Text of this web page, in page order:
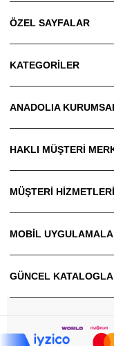
ÖZEL SAYFALAR
KATEGORİLER
ANADOLIA
HAKLI MÜŞTERİ
MÜŞTERİ HİZMETLERİ
MOBİL
GÜNCEL